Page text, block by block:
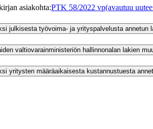
asiakohta:PTK 58/2022 vp(avautuu
julkisesta työvoima- ja yrityspalvelusta annetun
valtiovarainministeriön hallinnonalan lakien
yritysten määräaikaisesta kustannustuesta